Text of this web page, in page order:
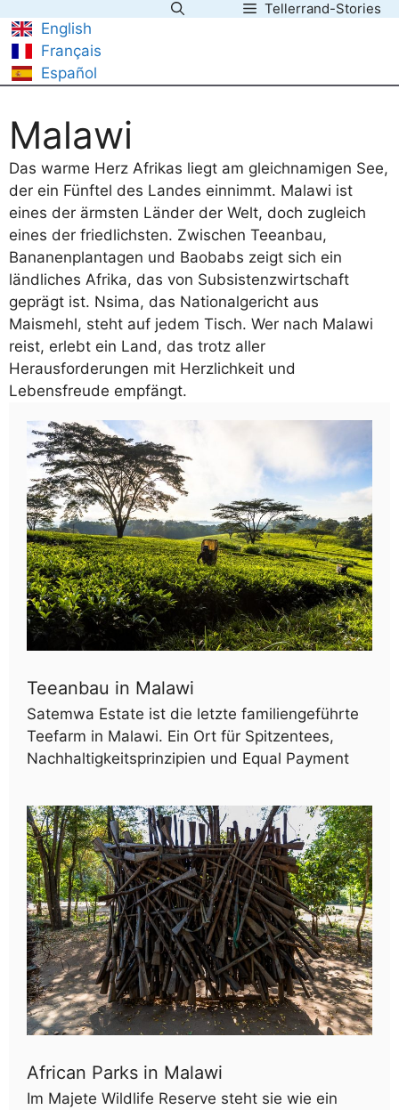
Inhalt
springen
Tellerrand-Stories
English
Français
Español
Malawi
Das warme Herz Afrikas liegt am gleichnamigen See,
der ein Fünftel des Landes einnimmt. Malawi ist
eines der ärmsten Länder der Welt, doch zugleich
eines der friedlichsten. Zwischen Teeanbau,
Bananenplantagen und Baobabs zeigt sich ein
ländliches Afrika, das von Subsistenzwirtschaft
geprägt ist. Nsima, das Nationalgericht aus
Maismehl, steht auf jedem Tisch. Wer nach Malawi
reist, erlebt ein Land, das trotz aller
Herausforderungen mit Herzlichkeit und
Lebensfreude empfängt.
Teeanbau in Malawi
Satemwa Estate ist die letzte familiengeführte
Teefarm in Malawi. Ein Ort für Spitzentees,
Nachhaltigkeitsprinzipien und Equal Payment
African Parks in Malawi
Im Majete Wildlife Reserve steht sie wie ein